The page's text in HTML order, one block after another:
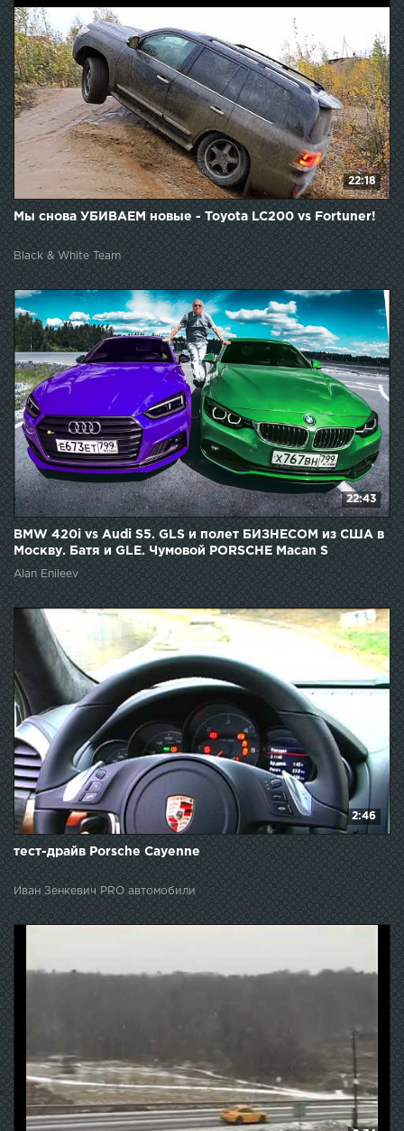
22:18
Мы снова УБИВАЕМ новые - Toyota LC200 vs Fortuner!
Black & White Team
22:43
BMW 420i vs Audi S5. GLS и полет БИЗНЕСОМ из США в
Москву. Батя и GLE. Чумовой PORSCHE Macan S
Alan Enileev
2:46
тест-драйв Porsche Cayenne
Иван Зенкевич PRO автомобили